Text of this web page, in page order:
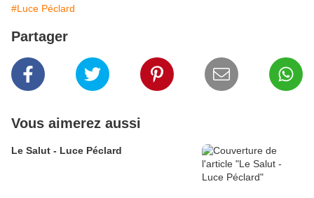
#Luce Péclard
Partager
Vous aimerez aussi
Le Salut - Luce Péclard